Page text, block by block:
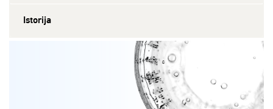
Istorija